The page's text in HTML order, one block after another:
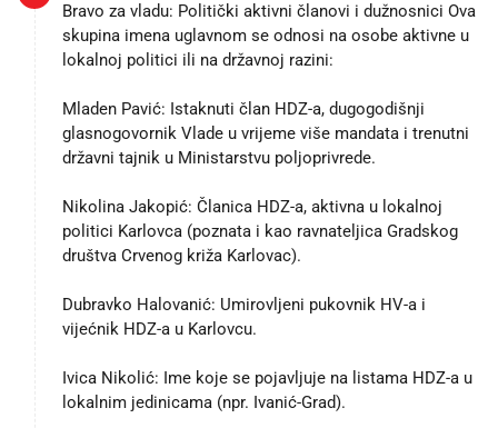
Bravo za vladu: Politički aktivni članovi i dužnosnici Ova
skupina imena uglavnom se odnosi na osobe aktivne u
lokalnoj politici ili na državnoj razini:
Mladen Pavić: Istaknuti član HDZ-a, dugogodišnji
glasnogovornik Vlade u vrijeme više mandata i trenutni
državni tajnik u Ministarstvu poljoprivrede.
Nikolina Jakopić: Članica HDZ-a, aktivna u lokalnoj
politici Karlovca (poznata i kao ravnateljica Gradskog
društva Crvenog križa Karlovac).
Dubravko Halovanić: Umirovljeni pukovnik HV-a i
vijećnik HDZ-a u Karlovcu.
Ivica Nikolić: Ime koje se pojavljuje na listama HDZ-a u
lokalnim jedinicama (npr. Ivanić-Grad).